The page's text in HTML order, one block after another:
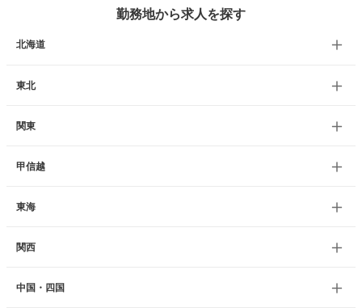
勤務地から求人を探す
北海道
東北
関東
甲信越
東海
関西
中国・四国